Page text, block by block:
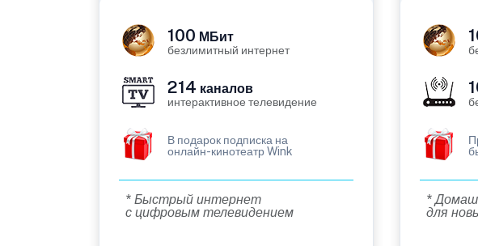
100 МБит
безлимитный интернет
214 каналов
интерактивное телевидение
В подарок подписка на
онлайн-кинотеатр Wink
* Быстрый интернет
с цифровым телевидением
*
для